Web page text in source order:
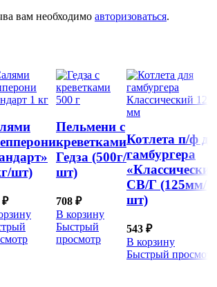
вам необходимо авторизоваться.
шт)
₽
Пельмени с
креветками
Гедза (500г/
шт)
708 ₽
В корзину
Быстрый
просмотр
Котлета п/ф
гамбургера
СВ/Г (125мм/
шт)
543 ₽
В корзину
Быстрый просмотр